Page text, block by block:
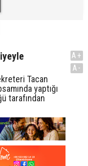
Tacan
yaptığı
tarafından
A+
A-